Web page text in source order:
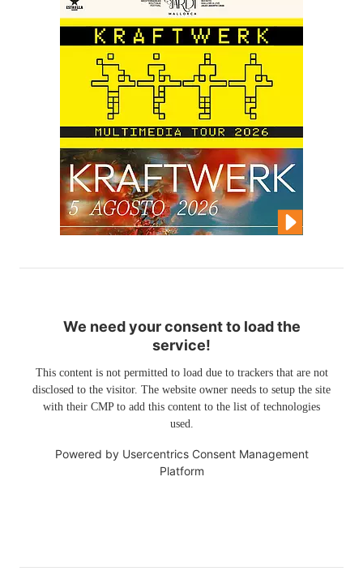
We need your consent to load the
service!
This content is not permitted to load due to trackers that are not
disclosed to the visitor. The website owner needs to setup the site
with their CMP to add this content to the list of technologies
used.
Powered by Usercentrics Consent Management
Platform